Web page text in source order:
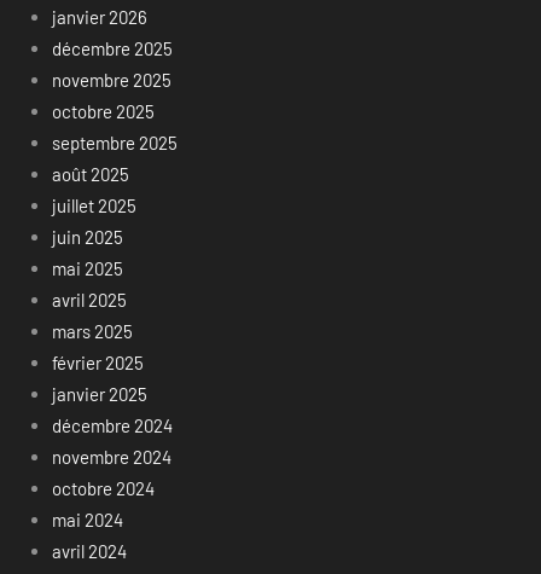
janvier 2026
décembre 2025
novembre 2025
octobre 2025
septembre 2025
août 2025
juillet 2025
juin 2025
mai 2025
avril 2025
mars 2025
février 2025
janvier 2025
décembre 2024
novembre 2024
octobre 2024
mai 2024
avril 2024